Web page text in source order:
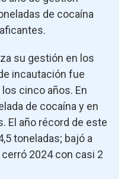
de cocaína
su gestión en los
incautación fue
cinco años. En
de cocaína y en
El año récord de este
toneladas; bajó a
2024 con casi 2